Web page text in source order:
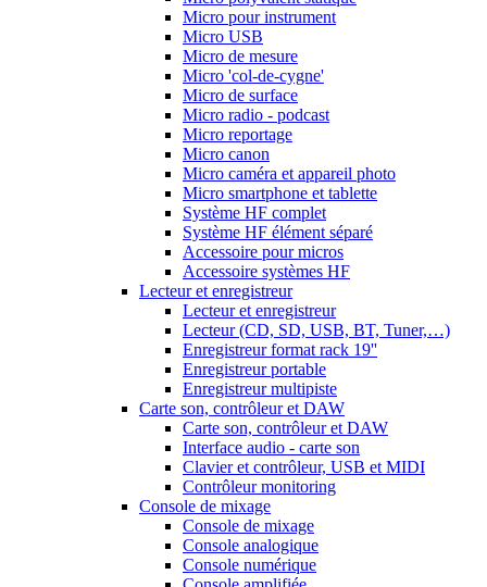
Micro pour instrument
Micro USB
Micro de mesure
Micro 'col-de-cygne'
Micro de surface
Micro radio - podcast
Micro reportage
Micro canon
Micro caméra et appareil photo
Micro smartphone et tablette
Système HF complet
Système HF élément séparé
Accessoire pour micros
Accessoire systèmes HF
Lecteur et enregistreur
Lecteur et enregistreur
Lecteur (CD, SD, USB, BT, Tuner,…)
Enregistreur format rack 19''
Enregistreur portable
Enregistreur multipiste
Carte son, contrôleur et DAW
Carte son, contrôleur et DAW
Interface audio - carte son
Clavier et contrôleur, USB et MIDI
Contrôleur monitoring
Console de mixage
Console de mixage
Console analogique
Console numérique